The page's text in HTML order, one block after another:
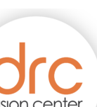
MENÚ
PRINCIPAL